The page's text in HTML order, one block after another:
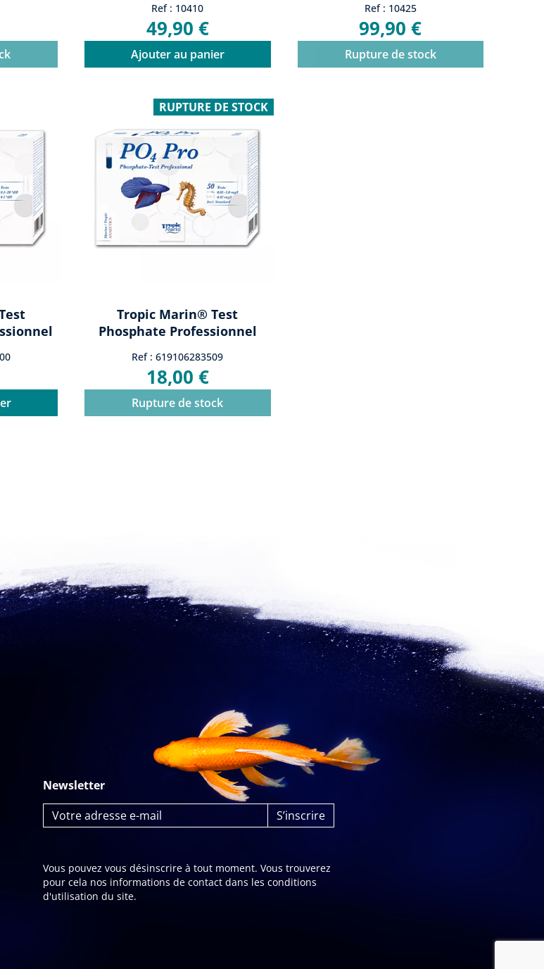
Ref : 10410
49,90 €
Ajouter au panier
Ref : 10425
99,90 €
Rupture de stock
Tropic Marin® Test
Phosphate Professionnel
Ref : 619106283509
18,00 €
Rupture de stock
RUPTURE DE STOCK
Newsletter
Vous pouvez vous désinscrire à tout moment. Vous trouverez
pour cela nos informations de contact dans les conditions
d'utilisation du site.